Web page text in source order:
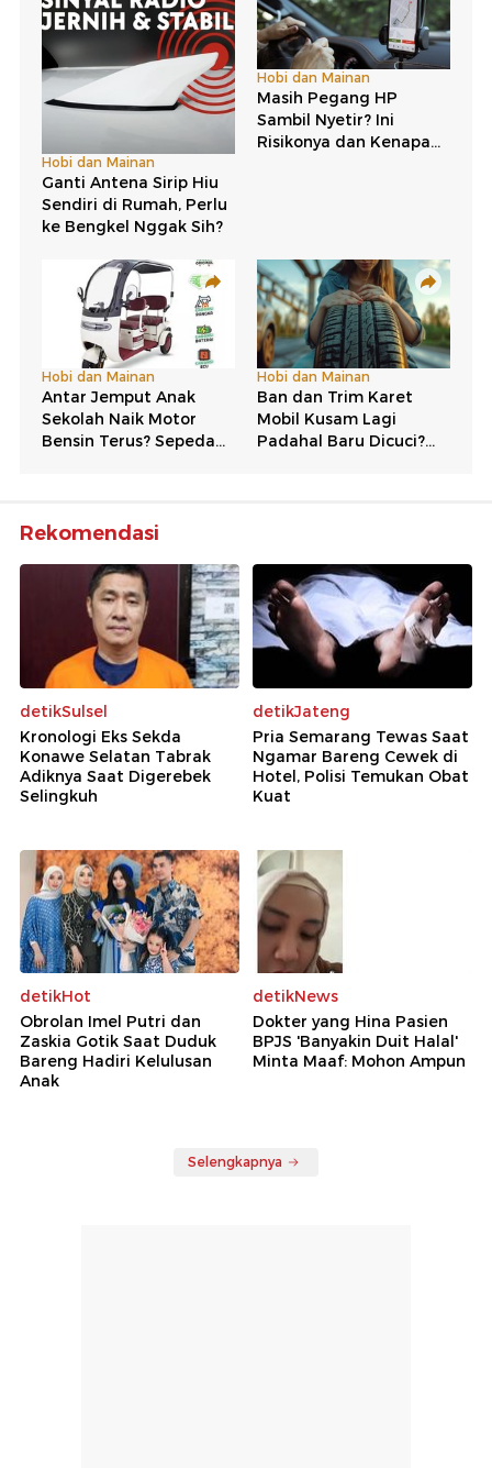
Rekomendasi
detikSulsel
Kronologi Eks Sekda
Konawe Selatan Tabrak
Adiknya Saat Digerebek
Selingkuh
detikJateng
Pria Semarang Tewas Saat
Ngamar Bareng Cewek di
Hotel, Polisi Temukan Obat
Kuat
detikHot
Obrolan Imel Putri dan
Zaskia Gotik Saat Duduk
Bareng Hadiri Kelulusan
Anak
detikNews
Dokter yang Hina Pasien
BPJS 'Banyakin Duit Halal'
Minta Maaf: Mohon Ampun
Selengkapnya